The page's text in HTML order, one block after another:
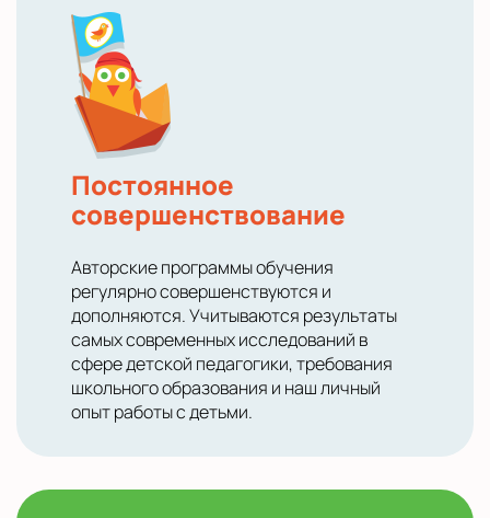
Постоянное
совершенствование
Авторские программы обучения
регулярно совершенствуются и
дополняются. Учитываются результаты
самых современных исследований в
сфере детской педагогики, требования
школьного образования и наш личный
опыт работы с детьми.